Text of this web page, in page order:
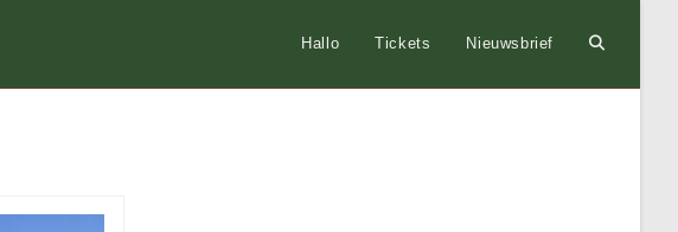
Hallo Tickets Nieuwsbrief Toggle